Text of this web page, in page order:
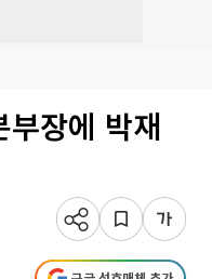
장에 박재